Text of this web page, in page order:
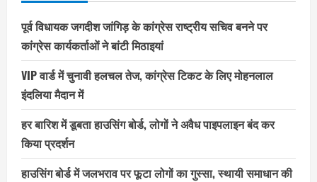
पूर्व विधायक जगदीश जांगिड़ के कांग्रेस राष्ट्रीय सचिव बनने पर
कांग्रेस कार्यकर्ताओं ने बांटी मिठाइयां
VIP वार्ड में चुनावी हलचल तेज, कांग्रेस टिकट के लिए मोहनलाल
इंदलिया मैदान में
हर बारिश में डूबता हाउसिंग बोर्ड, लोगों ने अवैध पाइपलाइन बंद कर
किया प्रदर्शन
हाउसिंग बोर्ड में जलभराव पर फूटा लोगों का गुस्सा, स्थायी समाधान की